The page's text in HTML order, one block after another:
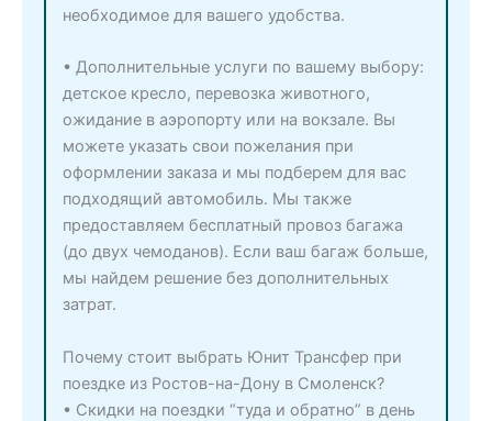
необходимое для вашего удобства.
• Дополнительные услуги по вашему выбору:
детское кресло, перевозка животного,
ожидание в аэропорту или на вокзале. Вы
можете указать свои пожелания при
оформлении заказа и мы подберем для вас
подходящий автомобиль. Мы также
предоставляем бесплатный провоз багажа
(до двух чемоданов). Если ваш багаж больше,
мы найдем решение без дополнительных
затрат.
Почему стоит выбрать Юнит Трансфер при
поездке из Ростов-на-Дону в Смоленск?
• Скидки на поездки “туда и обратно” в день